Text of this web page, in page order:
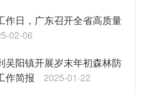
作日，广东召开全省高质量
02-06
吴阳镇开展岁末年初森林防
作简报
2025-01-22